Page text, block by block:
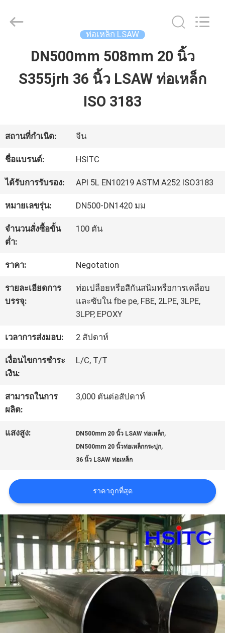
เกี่ยว
กับ
เรา
ทัวร์
โรงงาน
ควบคุม
ติดต่อ
เรา
ข่าว
อ้างอิง
แผนผัง
เว็บไซต์
นโยบาย
ความ
เป็น
Synda
International
Developed
ท่อเหล็ก LSAW
DN500mm 508mm 20 นิ้ว
S355jrh 36 นิ้ว LSAW ท่อเหล็ก
ISO 3183
สถานที่กำเนิด: จีน
ชื่อแบรนด์: HSITC
ได้รับการรับรอง: API 5L EN10219 ASTM A252 ISO3183
หมายเลขรุ่น: DN500-DN1420 มม
จำนวนสั่งซื้อขั้น
ต่ำ:
100 ตัน
ราคา: Negotation
รายละเอียดการ
บรรจุ:
ท่อเปลือยหรือสีกันสนิมหรือการเคลือบ
และซับใน fbe pe, FBE, 2LPE, 3LPE,
3LPP, EPOXY
เวลาการส่งมอบ: 2 สัปดาห์
เงื่อนไขการชำระ
เงิน:
L/C, T/T
สามารถในการ
ผลิต:
3,000 ตันต่อสัปดาห์
แสงสูง: DN500mm 20 นิ้ว LSAW ท่อเหล็ก,
DN500mm 20 นิ้วท่อเหล็กกระปุก,
36 นิ้ว LSAW ท่อเหล็ก
ราคาถูกที่สุด